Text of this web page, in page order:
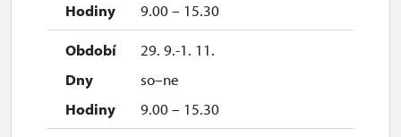
9.00 – 15.30
29. 9.-1. 11.
so–ne
9.00 – 15.30